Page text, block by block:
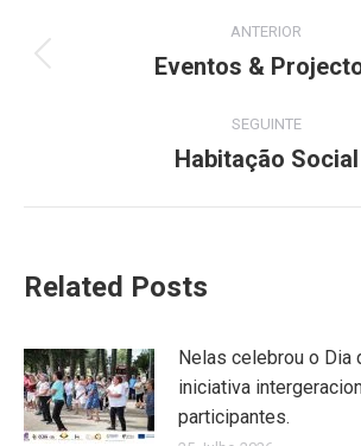
navigation
ANTERIOR
Previous
Eventos &
SEGUINTE
Next
Habitação Social
Related Posts
Nelas celebrou o Dia
iniciativa
participantes.